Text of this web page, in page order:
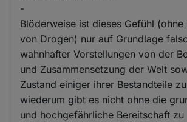
-
Blöderweise ist dieses Gefühl (ohne
von Drogen) nur auf Grundlage
wahnhafter Vorstellungen von der
und Zusammensetzung der Welt
Zustand einiger ihrer Bestandteile
wiederum gibt es nicht ohne die
und hochgefährliche Bereitschaft zu